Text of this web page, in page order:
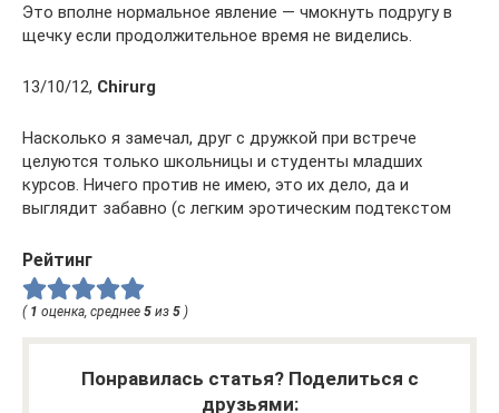
Это вполне нормальное явление — чмокнуть подругу в
щечку если продолжительное время не виделись.
13/10/12, Chirurg
Насколько я замечал, друг с дружкой при встрече
целуются только школьницы и студенты младших
курсов. Ничего против не имею, это их дело, да и
выглядит забавно (с легким эротическим подтекстом
Рейтинг
( 1 оценка, среднее 5 из 5 )
Понравилась статья? Поделиться с
друзьями: